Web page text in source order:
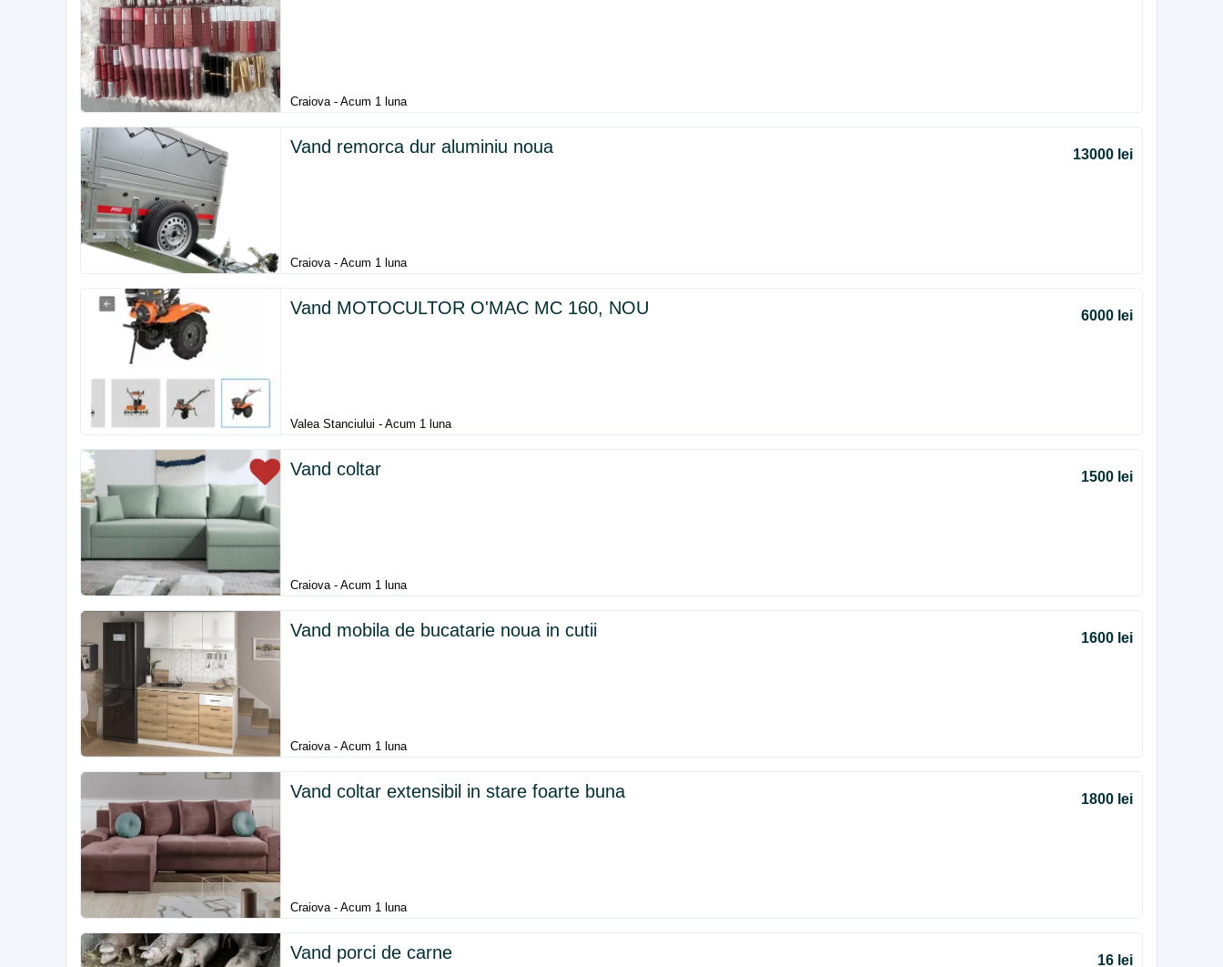
Craiova - Acum 1 luna
Vand remorca dur aluminiu noua 13000 lei
Craiova - Acum 1 luna
Vand MOTOCULTOR O'MAC MC 160, NOU 6000 lei
Valea Stanciului - Acum 1 luna
Vand coltar 1500 lei
Craiova - Acum 1 luna
Vand mobila de bucatarie noua in cutii 1600 lei
Craiova - Acum 1 luna
Vand coltar extensibil in stare foarte buna 1800 lei
Craiova - Acum 1 luna
Vand porci de carne 16 lei